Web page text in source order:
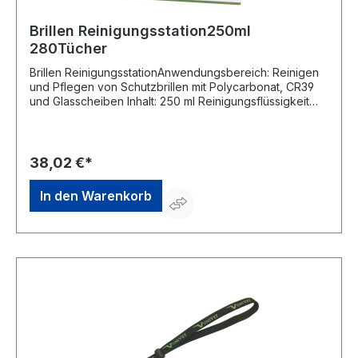
Brillen Reinigungsstation250ml
280Tücher
Brillen ReinigungsstationAnwendungsbereich: Reinigen
und Pflegen von Schutzbrillen mit Polycarbonat, CR39
und Glasscheiben Inhalt: 250 ml Reinigungsflüssigkeit
38,02 €*
In den Warenkorb